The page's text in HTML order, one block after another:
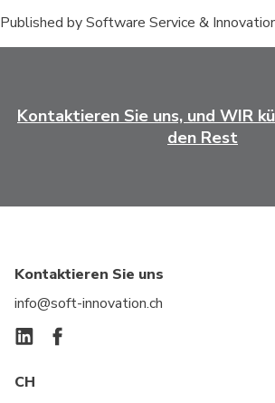
Published bySoftware Service &
Kontaktieren Sie uns, und WIR
den Rest
Kontaktieren Sie uns
info@soft-innovation.ch
CH